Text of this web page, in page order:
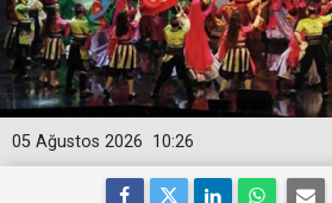
10:26
05 Ağustos 2026